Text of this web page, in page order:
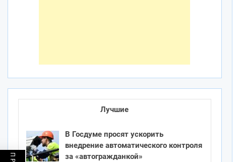
Лучшие
В Госдуме просят ускорить
внедрение автоматического контроля
за «автогражданкой»